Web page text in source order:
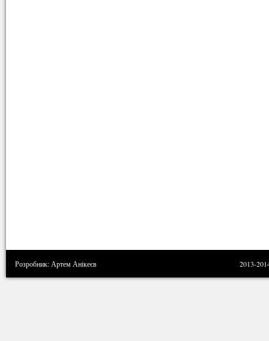
Розробник: Артем Анікеєв 2013-